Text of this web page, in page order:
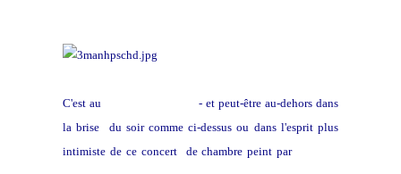
C'est au
- et peut-être au-dehors dans
la brise du soir comme ci-dessus ou dans l'esprit plus
intimiste de ce concert de chambre peint par